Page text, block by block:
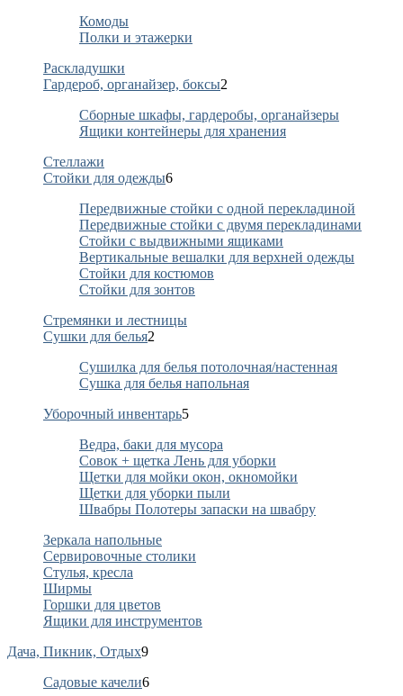
Комоды
Полки и этажерки
Раскладушки
Гардероб, органайзер, боксы2
Сборные шкафы, гардеробы, органайзеры
Ящики контейнеры для хранения
Стеллажи
Стойки для одежды6
Передвижные стойки с одной перекладиной
Передвижные стойки с двумя перекладинами
Стойки с выдвижными ящиками
Вертикальные вешалки для верхней одежды
Стойки для костюмов
Стойки для зонтов
Стремянки и лестницы
Сушки для белья2
Сушилка для белья потолочная/настенная
Сушка для белья напольная
Уборочный инвентарь5
Ведра, баки для мусора
Совок + щетка Лень для уборки
Щетки для мойки окон, окномойки
Щетки для уборки пыли
Швабры Полотеры запаски на швабру
Зеркала напольные
Сервировочные столики
Стулья, кресла
Ширмы
Горшки для цветов
Ящики для инструментов
Дача, Пикник, Отдых9
Садовые качели6